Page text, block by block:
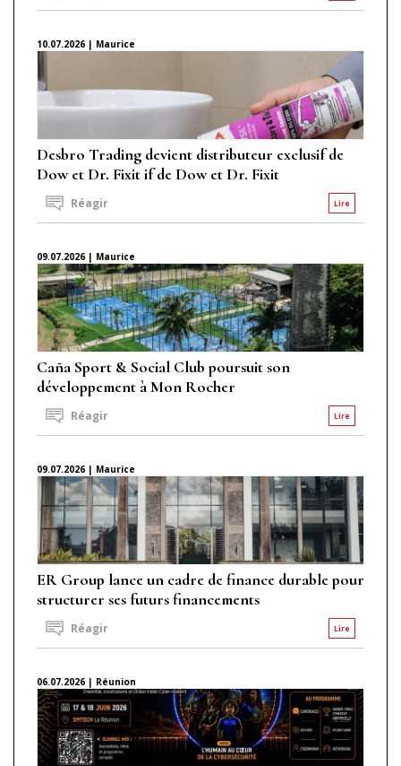
10.07.2026 | Maurice
Desbro Trading devient distributeur exclusif de
Dow et Dr. Fixit if de Dow et Dr. Fixit
Lire
Réagir
09.07.2026 | Maurice
Caña Sport & Social Club poursuit son
développement à Mon Rocher
Lire
Réagir
09.07.2026 | Maurice
ER Group lance un cadre de finance durable pour
structurer ses futurs financements
Lire
Réagir
06.07.2026 | Réunion